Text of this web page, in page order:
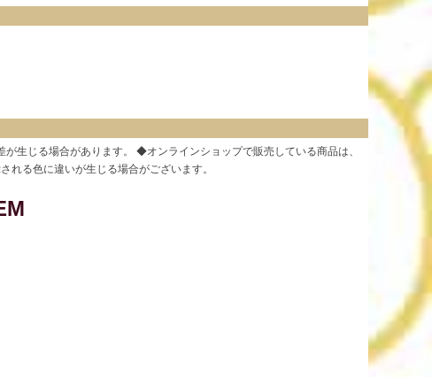
生じる場合があります。 ◆オンラインショップで販売している商品は、
る色に違いが生じる場合がございます。